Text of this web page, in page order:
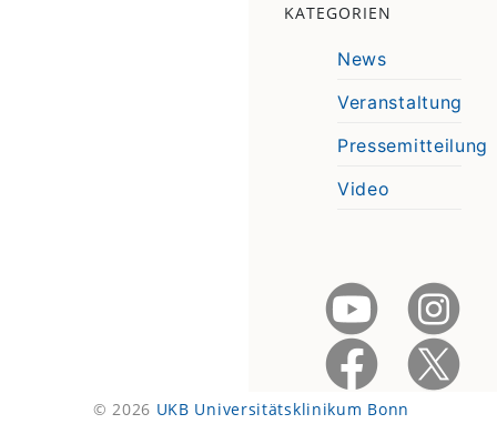
KATEGORIEN
News
Veranstaltung
Pressemitteilung
Video
© 2026 UKB Universitätsklinikum Bonn